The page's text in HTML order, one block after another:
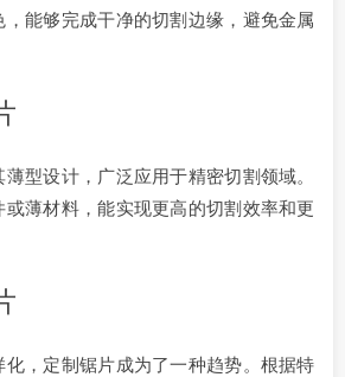
能够完成干净的切割边缘，避免金属
型设计，广泛应用于精密切割领域。
薄材料，能实现更高的切割效率和更
化，定制锯片成为了一种趋势。根据特